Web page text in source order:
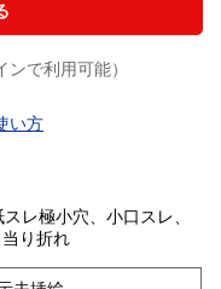
で利用可能）
い方
レ極小穴、小口スレ、
り折れ